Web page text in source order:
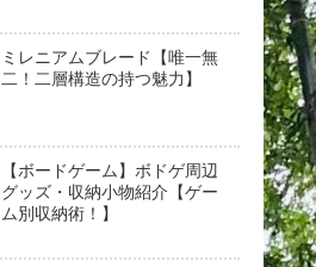
ミレニアムブレード【唯一無
二！二層構造の持つ魅力】
【ボードゲーム】ボドゲ周辺
グッズ・収納小物紹介【ゲー
ム別収納術！】